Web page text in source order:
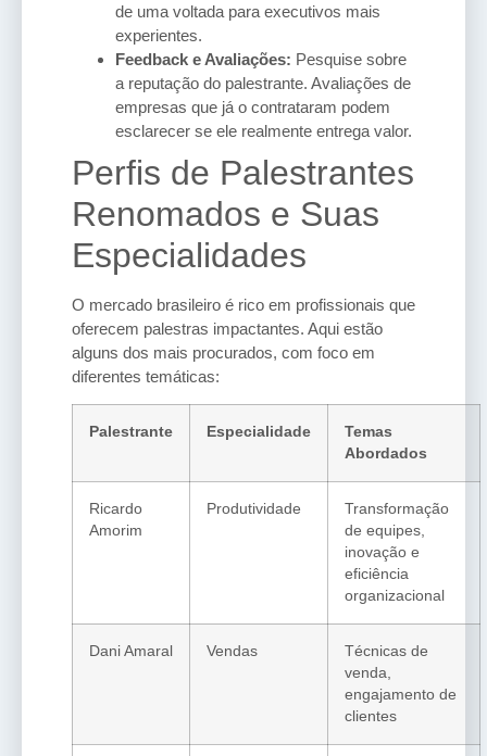
de uma voltada para executivos mais
experientes.
Feedback e Avaliações: Pesquise sobre
a reputação do palestrante. Avaliações de
empresas que já o contrataram podem
esclarecer se ele realmente entrega valor.
Perfis de Palestrantes
Renomados e Suas
Especialidades
O mercado brasileiro é rico em profissionais que
oferecem palestras impactantes. Aqui estão
alguns dos mais procurados, com foco em
diferentes temáticas:
Palestrante Especialidade
Temas
Abordados
Ricardo
Amorim
Produtividade
Transformação
de equipes,
inovação e
eficiência
organizacional
Dani Amaral Vendas
Técnicas de
venda,
engajamento de
clientes